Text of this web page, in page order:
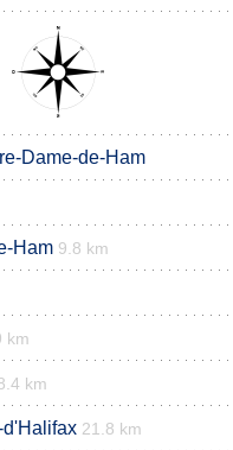
Dame-de-Ham
Ham 9.8 km
km
km
21.8 km